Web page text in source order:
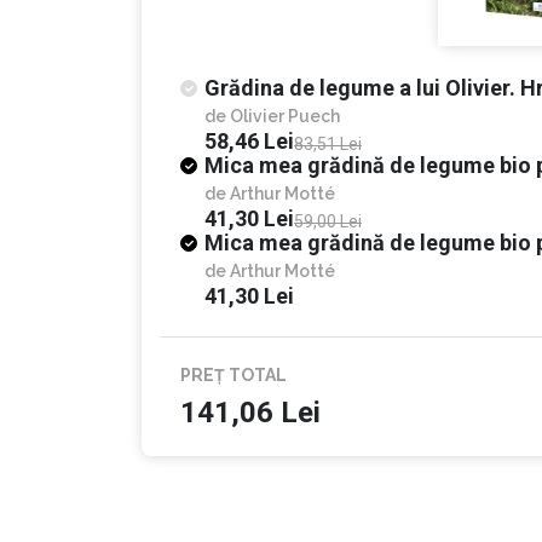
Scopul acestei cărți a fost, potrivit autorului,
„Sper că (n.r: această carte) vă va inspira să
orice. Vă doresc să călătoriți între vis și
visăm la o realitate viitoare. ”
1. Calea spre o grădină de legume
Această primă parte a cărții vă va răspunde la
• Cum arată solul perfect?
Grădina de legume a lui Olivier.
de Olivier Puech
58,46 Lei83,51 Lei
Mica mea grădină de legume bio
deArthur Motté
41,30 Lei59,00 Lei
Mica mea grădină de legume bio
deArthur Motté
41,30 Lei
PREȚ TOTAL
141,06 Lei